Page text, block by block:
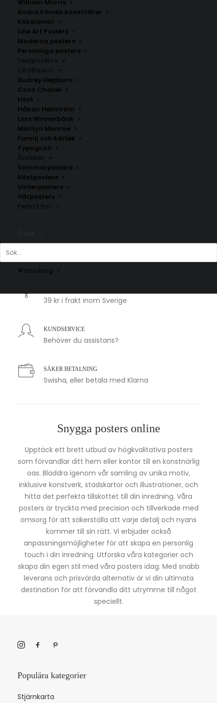
William Morris
Andra kända konstnärer
Kökstavlor
Line Art Posters
Moderna posters
Personliga posters
Textposters
Citattavlor
Audrey Hepburn
Coco Chanel
Hov1
Håkan Hellström
Lars Winnerbäck
Marilyn Monroe
Familj och kärlek
Typografi
Årstider
Sommarposters
Höstposters
Vinterposters
Vårposters
Perfect Pair
Varukorg
More Espresso Less Depresso
Fr. 99.00
Pastel Meadow
Fr.99.00
1-2 arbetsdagar
39 kr i frakt inom Sverige
KUNDSERVICE
Behöver du assistans?
SÄKER BETALNING
Swisha, eller betala med Klarna
Snygga posters online
Upptäck ett brett utbud av högkvalitativa posters
som förvandlar ditt hem eller kontor till en konstnärlig
oas. Bläddra igenom vår samling av unika motiv,
inklusive konstverk, stadskartor och illustrationer, och
hitta det perfekta tillskottet till din inredning. Våra
posters är tryckta med precision och tillverkade med
omsorg för att säkerställa att varje detalj och nyans
kommer till sin rätt. Vi erbjuder också
anpassningsmöjligheter för att skapa en personlig
touch i din inredning. Utforska våra kategorier och
skapa din egen stil med våra posters idag. Med snabb
leverans och prisvärda alternativ är vi din ultimata
destination för att förvandla ditt utrymme till något
speciellt.
Populära kategorier
Stjärnkarta